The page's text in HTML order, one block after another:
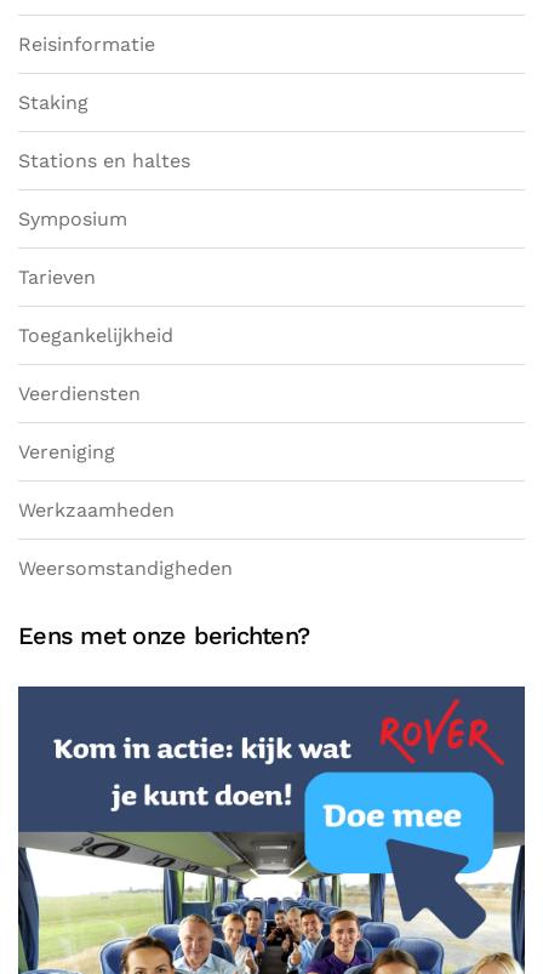
Reisinformatie
Staking
Stations en haltes
Symposium
Tarieven
Toegankelijkheid
Veerdiensten
Vereniging
Werkzaamheden
Weersomstandigheden
Eens met onze berichten?